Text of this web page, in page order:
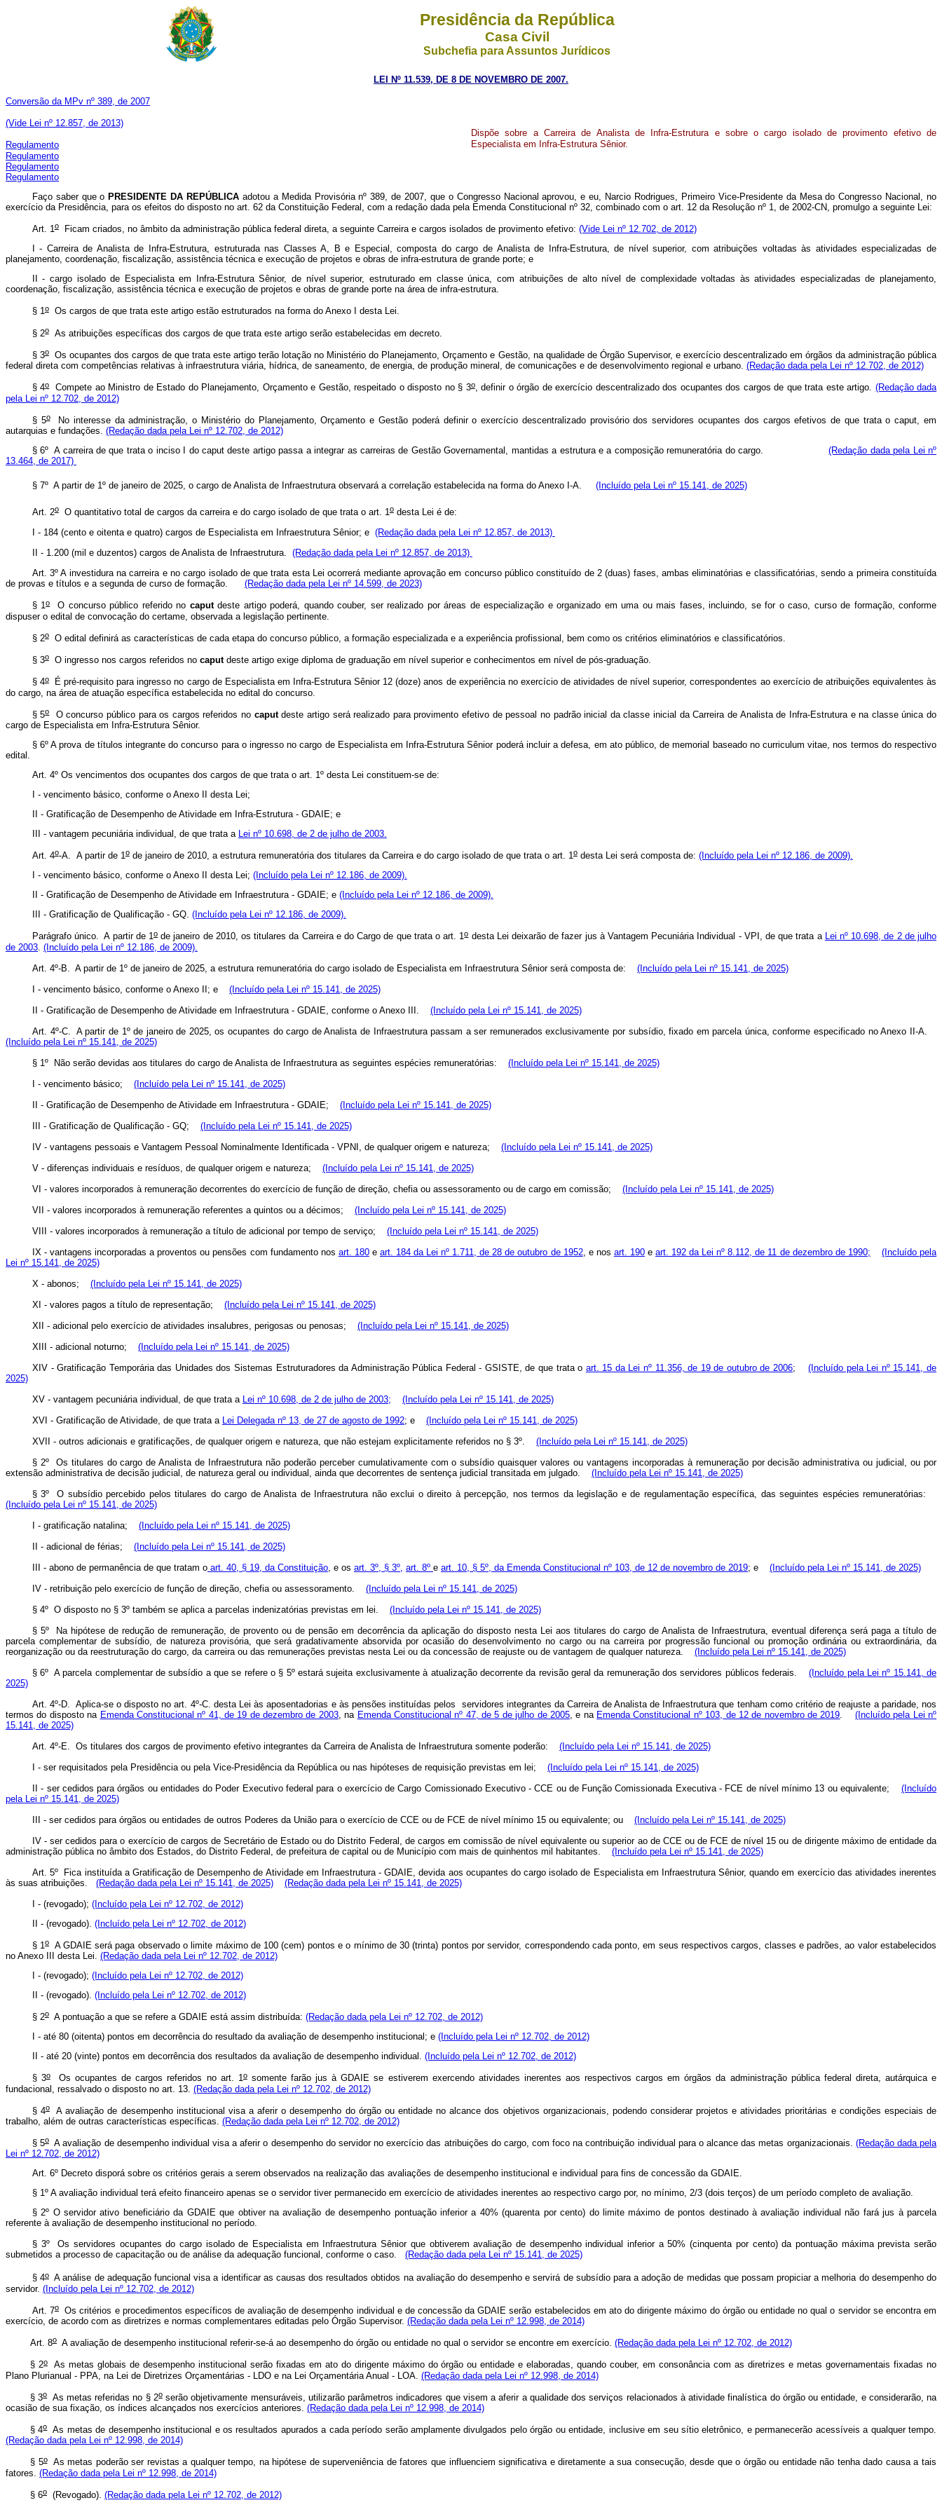
Presidência da República
Casa Civil
Subchefia para Assuntos Jurídicos
LEI Nº 11.539, DE 8 DE NOVEMBRO DE 2007.
Conversão da MPv nº 389, de 2007
(Vide Lei nº 12.857, de 2013)
Regulamento
Regulamento
Regulamento
Regulamento
Dispõe sobre a Carreira de Analista de Infra-Estrutura e sobre o cargo isolado de provimento efetivo de
Especialista em Infra-Estrutura Sênior.
Faço saber que o PRESIDENTE DA REPÚBLICA adotou a Medida Provisória nº 389, de 2007, que o Congresso Nacional aprovou, e eu, Narcio Rodrigues, Primeiro Vice-Presidente da Mesa do Congresso Nacional, no
exercício da Presidência, para os efeitos do disposto no art. 62 da Constituição Federal, com a redação dada pela Emenda Constitucional nº 32, combinado com o art. 12 da Resolução nº 1, de 2002-CN, promulgo a seguinte Lei:
Art. 1oFicam criados, no âmbito da administração pública federal direta, a seguinte Carreira e cargos isolados de provimento efetivo: (Vide Lei nº 12.702, de 2012)
I - Carreira de Analista de Infra-Estrutura, estruturada nas Classes A, B e Especial, composta do cargo de Analista de Infra-Estrutura, de nível superior, com atribuições voltadas às atividades especializadas de
planejamento, coordenação, fiscalização, assistência técnica e execução de projetos e obras de infra-estrutura de grande porte; e
II - cargo isolado de Especialista em Infra-Estrutura Sênior, de nível superior, estruturado em classe única, com atribuições de alto nível de complexidade voltadas às atividades especializadas de planejamento,
coordenação, fiscalização, assistência técnica e execução de projetos e obras de grande porte na área de infra-estrutura.
§ 1oOs cargos de que trata este artigo estão estruturados na forma do Anexo I desta Lei.
§ 2oAs atribuições específicas dos cargos de que trata este artigo serão estabelecidas em decreto.
§ 3oOs ocupantes dos cargos de que trata este artigo terão lotação no Ministério do Planejamento, Orçamento e Gestão, na qualidade de Órgão Supervisor, e exercício descentralizado em órgãos da administração pública
federal direta com competências relativas à infraestrutura viária, hídrica, de saneamento, de energia, de produção mineral, de comunicações e de desenvolvimento regional e urbano. (Redação dada pela Lei nº 12.702, de 2012)
§ 4oCompete ao Ministro de Estado do Planejamento, Orçamento e Gestão, respeitado o disposto no § 3o, definir o órgão de exercício descentralizado dos ocupantes dos cargos de que trata este artigo. (Redação dada
pela Lei nº 12.702, de 2012)
§ 5oNo interesse da administração, o Ministério do Planejamento, Orçamento e Gestão poderá definir o exercício descentralizado provisório dos servidores ocupantes dos cargos efetivos de que trata ocaput , em
autarquias e fundações. (Redação dada pela Lei nº 12.702, de 2012)
§ 6º A carreira de que trata o inciso I do caput deste artigo passa a integrar as carreiras de Gestão Governamental, mantidas a estrutura e a composição remuneratória do cargo.
(Redação dada pela Lei nº
13.464, de 2017)
§ 7º A partir de 1º de janeiro de 2025, o cargo de Analista de Infraestrutura observará a correlação estabelecida na forma do Anexo I-A. (Incluído pela Lei nº 15.141, de 2025)
Art. 2oO quantitativo total de cargos da carreira e do cargo isolado de que trata o art. 1odesta Lei é de:
I - 184 (cento e oitenta e quatro) cargos de Especialista em Infraestrutura Sênior; e (Redação dada pela Lei nº 12.857, de 2013)
II - 1.200 (mil e duzentos) cargos de Analista de Infraestrutura. (Redação dada pela Lei nº 12.857, de 2013)
Art. 3º A investidura na carreira e no cargo isolado de que trata esta Lei ocorrerá mediante aprovação em concurso público constituído de 2 (duas) fases, ambas eliminatórias e classificatórias, sendo a primeira constituída
de provas e títulos e a segunda de curso de formação. (Redação dada pela Lei nº 14.599, de 2023)
§ 1oO concurso público referido no caputdeste artigo poderá, quando couber, ser realizado por áreas de especialização e organizado em uma ou mais fases, incluindo, se for o caso, curso de formação, conforme
dispuser o edital de convocação do certame, observada a legislação pertinente.
§ 2oO edital definirá as características de cada etapa do concurso público, a formação especializada e a experiência profissional, bem como os critérios eliminatórios e classificatórios.
§ 3oO ingresso nos cargos referidos no caputdeste artigo exige diploma de graduação em nível superior e conhecimentos em nível de pós-graduação.
§ 4oÉ pré-requisito para ingresso no cargo de Especialista em Infra-Estrutura Sênior 12 (doze) anos de experiência no exercício de atividades de nível superior, correspondentes ao exercício de atribuições equivalentes às
do cargo, na área de atuação específica estabelecida no edital do concurso.
§ 5oO concurso público para os cargos referidos no caputdeste artigo será realizado para provimento efetivo de pessoal no padrão inicial da classe inicial da Carreira de Analista de Infra-Estrutura e na classe única do
cargo de Especialista em Infra-Estrutura Sênior.
§ 6º A prova de títulos integrante do concurso para o ingresso no cargo de Especialista em Infra-Estrutura Sênior poderá incluir a defesa, em ato público, de memorial baseado no curriculum vitae, nos termos do respectivo
edital.
Art. 4º Os vencimentos dos ocupantes dos cargos de que trata o art. 1º desta Lei constituem-se de:
I - vencimento básico, conforme o Anexo II desta Lei;
II - Gratificação de Desempenho de Atividade em Infra-Estrutura - GDAIE; e
III - vantagem pecuniária individual, de que trata a
Lei nº 10.698, de 2 de julho de 2003.
Art. 4o-A. A partir de 1ode janeiro de 2010, a estrutura remuneratória dos titulares da Carreira e do cargo isolado de que trata o art. 1odesta Lei será composta de: (Incluído pela Lei nº 12.186, de 2009).
I - vencimento básico, conforme o Anexo II desta Lei; (Incluído pela Lei nº 12.186, de 2009).
II - Gratificação de Desempenho de Atividade em Infraestrutura - GDAIE; e (Incluído pela Lei nº 12.186, de 2009).
III - Gratificação de Qualificação - GQ. (Incluído pela Lei nº 12.186, de 2009).
Parágrafo único. A partir de 1ode janeiro de 2010, os titulares da Carreira e do Cargo de que trata o art. 1odesta Lei deixarão de fazer jus à Vantagem Pecuniária Individual - VPI, de que trata a Lei nº 10.698, de 2 de julho
de 2003 (Incluído pela Lei nº 12.186, de 2009).
Art. 4º-B. A partir de 1º de janeiro de 2025, a estrutura remuneratória do cargo isolado de Especialista em Infraestrutura Sênior será composta de: (Incluído pela Lei nº 15.141, de 2025)
I - vencimento básico, conforme o Anexo II; e
(Incluído pela Lei nº 15.141, de 2025)
II - Gratificação de Desempenho de Atividade em Infraestrutura - GDAIE, conforme o Anexo III.
(Incluído pela Lei nº 15.141, de 2025)
Art. 4º-C. A partir de 1º de janeiro de 2025, os ocupantes do cargo de Analista de Infraestrutura passam a ser remunerados exclusivamente por subsídio, fixado em parcela única, conforme especificado no Anexo II-A.
(Incluído pela Lei nº 15.141, de 2025)
§ 1º Não serão devidas aos titulares do cargo de Analista de Infraestrutura as seguintes espécies remuneratórias:
(Incluído pela Lei nº 15.141, de 2025)
I - vencimento básico;
(Incluído pela Lei nº 15.141, de 2025)
II - Gratificação de Desempenho de Atividade em Infraestrutura - GDAIE;
(Incluído pela Lei nº 15.141, de 2025)
III - Gratificação de Qualificação - GQ;
(Incluído pela Lei nº 15.141, de 2025)
IV - vantagens pessoais e Vantagem Pessoal Nominalmente Identificada - VPNI, de qualquer origem e natureza;
(Incluído pela Lei nº 15.141, de 2025)
V - diferenças individuais e resíduos, de qualquer origem e natureza;
(Incluído pela Lei nº 15.141, de 2025)
VI - valores incorporados à remuneração decorrentes do exercício de função de direção, chefia ou assessoramento ou de cargo em comissão;
(Incluído pela Lei nº 15.141, de 2025)
VII - valores incorporados à remuneração referentes a quintos ou a décimos;
(Incluído pela Lei nº 15.141, de 2025)
VIII - valores incorporados à remuneração a título de adicional por tempo de serviço;
(Incluído pela Lei nº 15.141, de 2025)
IX - vantagens incorporadas a proventos ou pensões com fundamento nos art. 180e art. 184 da Lei nº 1.711, de 28 de outubro de 1952, e nos art. 190eart. 192 da Lei nº 8.112, de 11 de dezembro de 1990;
(Incluído pela
Lei nº 15.141, de 2025)
X - abonos;
(Incluído pela Lei nº 15.141, de 2025)
XI - valores pagos a título de representação;
(Incluído pela Lei nº 15.141, de 2025)
XII - adicional pelo exercício de atividades insalubres, perigosas ou penosas;
(Incluído pela Lei nº 15.141, de 2025)
XIII - adicional noturno;
(Incluído pela Lei nº 15.141, de 2025)
XIV - Gratificação Temporária das Unidades dos Sistemas Estruturadores da Administração Pública Federal - GSISTE, de que trata o art. 15 da Lei nº 11.356, de 19 de outubro de 2006;
(Incluído pela Lei nº 15.141, de
2025)
XV - vantagem pecuniária individual, de que trata a Lei nº 10.698, de 2 de julho de 2003;
(Incluído pela Lei nº 15.141, de 2025)
XVI - Gratificação de Atividade, de que trata a Lei Delegada nº 13, de 27 de agosto de 1992; e
(Incluído pela Lei nº 15.141, de 2025)
XVII - outros adicionais e gratificações, de qualquer origem e natureza, que não estejam explicitamente referidos no § 3º.
(Incluído pela Lei nº 15.141, de 2025)
§ 2º Os titulares do cargo de Analista de Infraestrutura não poderão perceber cumulativamente com o subsídio quaisquer valores ou vantagens incorporadas à remuneração por decisão administrativa ou judicial, ou por
extensão administrativa de decisão judicial, de natureza geral ou individual, ainda que decorrentes de sentença judicial transitada em julgado.
(Incluído pela Lei nº 15.141, de 2025)
§ 3º O subsídio percebido pelos titulares do cargo de Analista de Infraestrutura não exclui o direito à percepção, nos termos da legislação e de regulamentação específica, das seguintes espécies remuneratórias:
(Incluído pela Lei nº 15.141, de 2025)
I - gratificação natalina;
(Incluído pela Lei nº 15.141, de 2025)
II - adicional de férias;
(Incluído pela Lei nº 15.141, de 2025)
III - abono de permanência de que tratam o art. 40, § 19, da Constituição , e os art. 3º, § 3º, art. 8º e art. 10, § 5º, da Emenda Constitucional nº 103, de 12 de novembro de 2019; e
(Incluído pela Lei nº 15.141, de 2025)
IV - retribuição pelo exercício de função de direção, chefia ou assessoramento.
(Incluído pela Lei nº 15.141, de 2025)
§ 4º O disposto no § 3º também se aplica a parcelas indenizatórias previstas em lei.
(Incluído pela Lei nº 15.141, de 2025)
§ 5º Na hipótese de redução de remuneração, de provento ou de pensão em decorrência da aplicação do disposto nesta Lei aos titulares do cargo de Analista de Infraestrutura, eventual diferença será paga a título de
parcela complementar de subsídio, de natureza provisória, que será gradativamente absorvida por ocasião do desenvolvimento no cargo ou na carreira por progressão funcional ou promoção ordinária ou extraordinária, da
reorganização ou da reestruturação do cargo, da carreira ou das remunerações previstas nesta Lei ou da concessão de reajuste ou de vantagem de qualquer natureza.
(Incluído pela Lei nº 15.141, de 2025)
§ 6º A parcela complementar de subsídio a que se refere o § 5º estará sujeita exclusivamente à atualização decorrente da revisão geral da remuneração dos servidores públicos federais.
(Incluído pela Lei nº 15.141, de
2025)
Art. 4º-D. Aplica-se o disposto no art. 4º-C. desta Lei às aposentadorias e às pensões instituídas pelos servidores integrantes da Carreira de Analista de Infraestrutura que tenham como critério de reajuste a paridade, nos
termos do disposto na Emenda Constitucional nº 41, de 19 de dezembro de 2003, na Emenda Constitucional nº 47, de 5 de julho de 2005, e na Emenda Constitucional nº 103, de 12 de novembro de 2019
(Incluído pela Lei nº
15.141, de 2025)
Art. 4º-E. Os titulares dos cargos de provimento efetivo integrantes da Carreira de Analista de Infraestrutura somente poderão:
(Incluído pela Lei nº 15.141, de 2025)
I - ser requisitados pela Presidência ou pela Vice-Presidência da República ou nas hipóteses de requisição previstas em lei;
(Incluído pela Lei nº 15.141, de 2025)
II - ser cedidos para órgãos ou entidades do Poder Executivo federal para o exercício de Cargo Comissionado Executivo - CCE ou de Função Comissionada Executiva - FCE de nível mínimo 13 ou equivalente;
(Incluído
pela Lei nº 15.141, de 2025)
III - ser cedidos para órgãos ou entidades de outros Poderes da União para o exercício de CCE ou de FCE de nível mínimo 15 ou equivalente; ou
(Incluído pela Lei nº 15.141, de 2025)
IV - ser cedidos para o exercício de cargos de Secretário de Estado ou do Distrito Federal, de cargos em comissão de nível equivalente ou superior ao de CCE ou de FCE de nível 15 ou de dirigente máximo de entidade da
administração pública no âmbito dos Estados, do Distrito Federal, de prefeitura de capital ou de Município com mais de quinhentos mil habitantes.
(Incluído pela Lei nº 15.141, de 2025)
Art. 5º Fica instituída a Gratificação de Desempenho de Atividade em Infraestrutura - GDAIE, devida aos ocupantes do cargo isolado de Especialista em Infraestrutura Sênior, quando em exercício das atividades inerentes
às suas atribuições.
(Redação dada pela Lei nº 15.141, de 2025)
(Redação dada pela Lei nº 15.141, de 2025)
I - (revogado); (Incluído pela Lei nº 12.702, de 2012)
II - (revogado). (Incluído pela Lei nº 12.702, de 2012)
§ 1o
A GDAIE será paga observado o limite máximo de 100 (cem) pontos e o mínimo de 30 (trinta) pontos por servidor, correspondendo cada ponto, em seus respectivos cargos, classes e padrões, ao valor estabelecidos
no Anexo III desta Lei. (Redação dada pela Lei nº 12.702, de 2012)
I - (revogado); (Incluído pela Lei nº 12.702, de 2012)
II - (revogado). (Incluído pela Lei nº 12.702, de 2012)
§ 2oA pontuação a que se refere a GDAIE está assim distribuída: (Redação dada pela Lei nº 12.702, de 2012)
I - até 80 (oitenta) pontos em decorrência do resultado da avaliação de desempenho institucional; e (Incluído pela Lei nº 12.702, de 2012)
II - até 20 (vinte) pontos em decorrência dos resultados da avaliação de desempenho individual. (Incluído pela Lei nº 12.702, de 2012)
§ 3oOs ocupantes de cargos referidos no art. 1osomente farão jus à GDAIE se estiverem exercendo atividades inerentes aos respectivos cargos em órgãos da administração pública federal direta, autárquica e
fundacional, ressalvado o disposto no art. 13. (Redação dada pela Lei nº 12.702, de 2012)
§ 4oA avaliação de desempenho institucional visa a aferir o desempenho do órgão ou entidade no alcance dos objetivos organizacionais, podendo considerar projetos e atividades prioritárias e condições especiais de
trabalho, além de outras características específicas. (Redação dada pela Lei nº 12.702, de 2012)
§ 5oA avaliação de desempenho individual visa a aferir o desempenho do servidor no exercício das atribuições do cargo, com foco na contribuição individual para o alcance das metas organizacionais. (Redação dada pela
Lei nº 12.702, de 2012)
Art. 6º Decreto disporá sobre os critérios gerais a serem observados na realização das avaliações de desempenho institucional e individual para fins de concessão da GDAIE.
§ 1º A avaliação individual terá efeito financeiro apenas se o servidor tiver permanecido em exercício de atividades inerentes ao respectivo cargo por, no mínimo, 2/3 (dois terços) de um período completo de avaliação.
§ 2º O servidor ativo beneficiário da GDAIE que obtiver na avaliação de desempenho pontuação inferior a 40% (quarenta por cento) do limite máximo de pontos destinado à avaliação individual não fará jus à parcela
referente à avaliação de desempenho institucional no período.
§ 3º Os servidores ocupantes do cargo isolado de Especialista em Infraestrutura Sênior que obtiverem avaliação de desempenho individual inferior a 50% (cinquenta por cento) da pontuação máxima prevista serão
submetidos a processo de capacitação ou de análise da adequação funcional, conforme o caso.
(Redação dada pela Lei nº 15.141, de 2025)
§ 4oA análise de adequação funcional visa a identificar as causas dos resultados obtidos na avaliação do desempenho e servirá de subsídio para a adoção de medidas que possam propiciar a melhoria do desempenho do
servidor. (Incluído pela Lei nº 12.702, de 2012)
Art. 7oOs critérios e procedimentos específicos de avaliação de desempenho individual e de concessão da GDAIE serão estabelecidos em ato do dirigente máximo do órgão ou entidade no qual o servidor se encontra em
exercício, de acordo com as diretrizes e normas complementares editadas pelo Órgão Supervisor. (Redação dada pela Lei nº 12.998, de 2014)
Art. 8o A avaliação de desempenho institucional referir-se-á ao desempenho do órgão ou entidade no qual o servidor se encontre em exercício. (Redação dada pela Lei nº 12.702, de 2012)
§ 2oAs metas globais de desempenho institucional serão fixadas em ato do dirigente máximo do órgão ou entidade e elaboradas, quando couber, em consonância com as diretrizes e metas governamentais fixadas no
Plano Plurianual - PPA, na Lei de Diretrizes Orçamentárias - LDO e na Lei Orçamentária Anual - LOA. (Redação dada pela Lei nº 12.998, de 2014)
§ 3oAs metas referidas no § 2oserão objetivamente mensuráveis, utilizarão parâmetros indicadores que visem a aferir a qualidade dos serviços relacionados à atividade finalística do órgão ou entidade, e considerarão, na
ocasião de sua fixação, os índices alcançados nos exercícios anteriores. (Redação dada pela Lei nº 12.998, de 2014)
§ 4oAs metas de desempenho institucional e os resultados apurados a cada período serão amplamente divulgados pelo órgão ou entidade, inclusive em seu sítio eletrônico, e permanecerão acessíveis a qualquer tempo.
(Redação dada pela Lei nº 12.998, de 2014)
§ 5oAs metas poderão ser revistas a qualquer tempo, na hipótese de superveniência de fatores que influenciem significativa e diretamente a sua consecução, desde que o órgão ou entidade não tenha dado causa a tais
fatores. (Redação dada pela Lei nº 12.998, de 2014)
§ 6o (Revogado). (Redação dada pela Lei nº 12.702, de 2012)